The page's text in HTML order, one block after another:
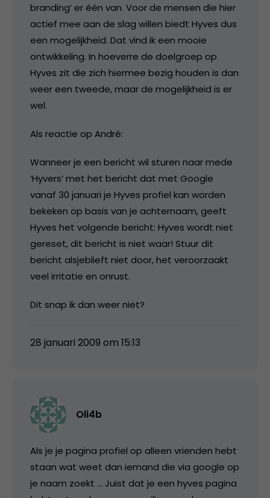
branding’ er één van. Voor de mensen die hier
actief mee aan de slag willen biedt Hyves dus
een mogelijkheid. Dat vind ik een mooie
ontwikkeling. In hoeverre de doelgroep op
Hyves zit die zich hiermee bezig houden is dan
weer een tweede, maar de mogelijkheid is er
wel.
Als reactie op André:
Wanneer je een bericht wil sturen naar mede
‘Hyvers’ met het bericht dat met Google
vanaf 30 januari je Hyves profiel kan worden
bekeken op basis van je achternaam, geeft
Hyves het volgende bericht: Hyves wordt niet
gereset, dit bericht is niet waar! Stuur dit
bericht alsjeblieft niet door, het veroorzaakt
veel irritatie en onrust.
Dit snap ik dan weer niet?
28 januari 2009 om 15:13
Oli4b
Als je je pagina profiel op alleen vrienden hebt
staan wat weet dan iemand die via google op
je naam zoekt … Juist dat je een hyves pagina